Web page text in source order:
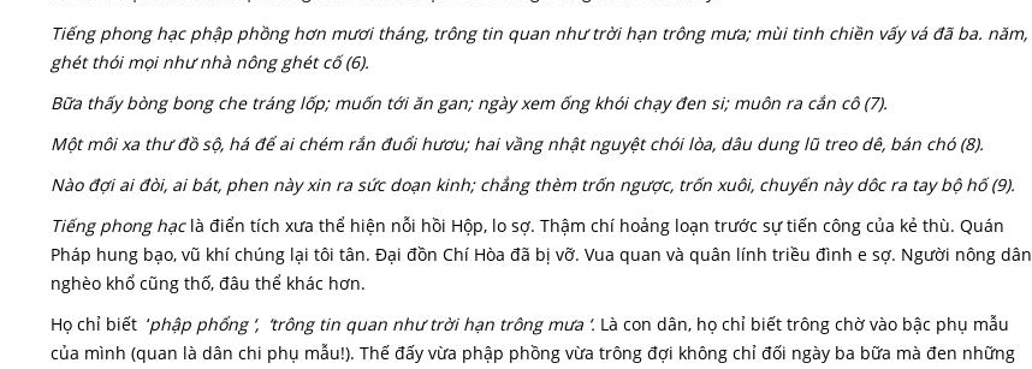
Tiếng phong hạc phập phồng hơn mươi tháng, trông tin quan như trời hạn trông mưa; mùi tinh chiền vấy vá đã ba. năm,
ghét thói mọi như nhà nông ghét cố (6).
Bữa thấy bòng bong che tráng lốp; muốn tới ăn gan; ngày xem ống khói chạy đen si; muôn ra cắn cô (7).
Một môi xa thư đồ sộ, há để ai chém rắn đuổi hươu; hai vầng nhật nguyệt chói lòa, dâu dung lũ treo dê, bán chó (8).
Nào đợi ai đòi, ai bát, phen này xin ra sức doạn kinh; chẳng thèm trốn ngược, trốn xuôi, chuyến này dôc ra tay bộ hố (9).
Tiếng phong hạclà điển tích xưa thể hiện nỗi hồi Hộp, lo sợ. Thậm chí hoảng loạn trước sự tiến công của kẻ thù. Quán
Pháp hung bạo, vũ khí chúng lại tôi tân. Đại đồn Chí Hòa đã bị vỡ. Vua quan và quân lính triều đình e sợ. Người nông dân
nghèo khổ cũng thố, đâu thể khác hơn.
Họ chỉ biết ‘phập phổng ‘, ‘trông tin quan như trời hạn trông mưa ‘. Là con dân, họ chỉ biết trông chờ vào bậc phụ mẫu
của mình (quan là dân chi phụ mẫu!). Thế đấy vừa phập phồng vừa trông đợi không chỉ đối ngày ba bữa mà đen những